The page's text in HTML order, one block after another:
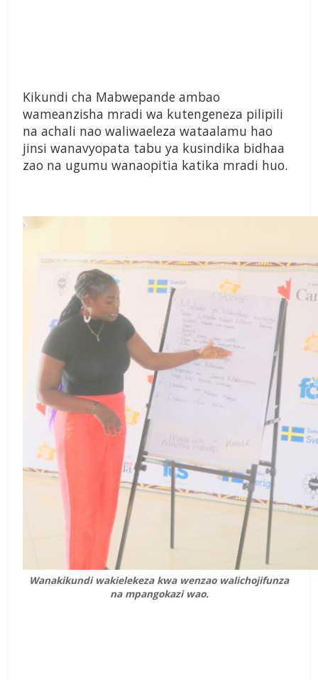
Kikundi cha Mabwepande ambao
wameanzisha mradi wa kutengeneza pilipili
na achali nao waliwaeleza wataalamu hao
jinsi wanavyopata tabu ya kusindika bidhaa
zao na ugumu wanaopitia katika mradi huo.
Wanakikundi wakielekeza kwa wenzao walichojifunza
na mpangokazi wao.